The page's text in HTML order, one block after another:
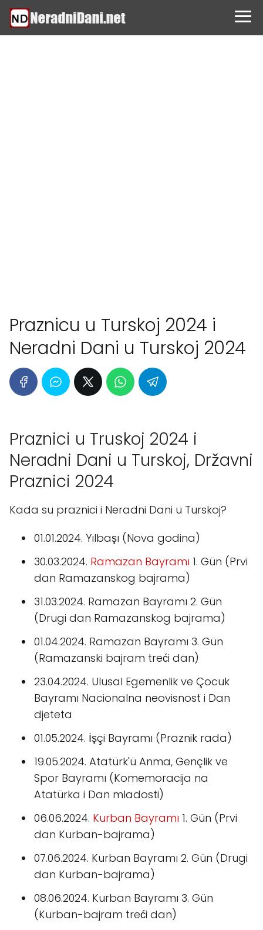
Praznicu u Turskoj 2024 i
Neradni Dani u Turskoj 2024
Praznici u Truskoj 2024 i
Neradni Dani u Turskoj, Državni
Praznici 2024
Kada su praznici i Neradni Dani u Turskoj?
01.01.2024. Yılbaşı (Nova godina)
30.03.2024. Ramazan Bayramı 1. Gün (Prvi
dan Ramazanskog bajrama)
31.03.2024. Ramazan Bayramı 2. Gün
(Drugi dan Ramazanskog bajrama)
01.04.2024. Ramazan Bayramı 3. Gün
(Ramazanski bajram treći dan)
23.04.2024. Ulusal Egemenlik ve Çocuk
Bayramı Nacionalna neovisnost i Dan
djeteta
01.05.2024. İşçi Bayramı (Praznik rada)
19.05.2024. Atatürk'ü Anma, Gençlik ve
Spor Bayramı (Komemoracija na
Atatürka i Dan mladosti)
06.06.2024. Kurban Bayramı 1. Gün (Prvi
dan Kurban-bajrama)
07.06.2024. Kurban Bayramı 2. Gün (Drugi
dan Kurban-bajrama)
08.06.2024. Kurban Bayramı 3. Gün
(Kurban-bajram treći dan)